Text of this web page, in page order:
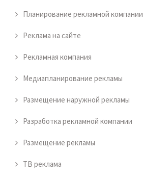
Планирование рекламной компании
Реклама на сайте
Рекламная компания
Медиапланирование рекламы
Размещение наружной рекламы
Разработка рекламной компании
Размещение рекламы
ТВ реклама